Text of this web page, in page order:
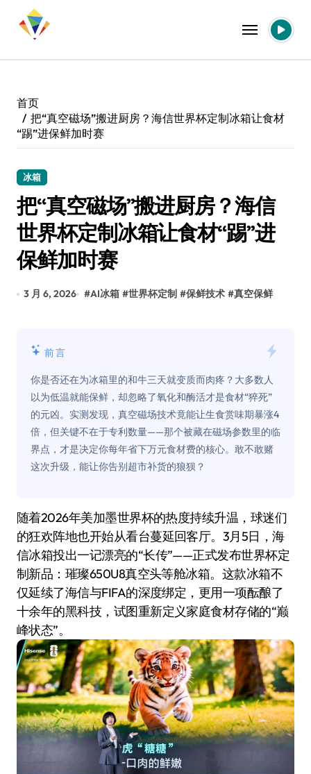
首页
把“真空磁场”搬进厨房？海信世界杯定制冰箱让食材
“踢”进保鲜加时赛
冰箱
把“真空磁场”搬进厨房？海信
世界杯定制冰箱让食材“踢”进
保鲜加时赛
3 月 6, 2026 #AI冰箱 #世界杯定制 #保鲜技术 #真空保鲜
前言
你是否还在为冰箱里的和牛三天就变质而肉疼？大多数人
以为低温就能保鲜，却忽略了氧化和酶活才是食材“猝死”
的元凶。实测发现，真空磁场技术竟能让生食赏味期暴涨4
倍，但关键不在于专利数量——那个被藏在磁场参数里的临
界点，才是决定你每年省下万元食材费的核心。敢不敢赌
这次升级，能让你告别超市补货的狼狈？
随着2026年美加墨世界杯的热度持续升温，球迷们
的狂欢阵地也开始从看台蔓延回客厅。3月5日，海
信冰箱投出一记漂亮的“长传”——正式发布世界杯定
制新品：璀璨650U8真空头等舱冰箱。这款冰箱不
仅延续了海信与FIFA的深度绑定，更用一项酝酿了
十余年的黑科技，试图重新定义家庭食材存储的“巅
峰状态”。